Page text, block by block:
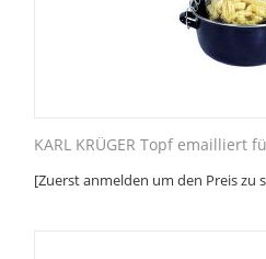
KARL KRÜGER Topf emailliert
[Zuerst anmelden um den Preis zu